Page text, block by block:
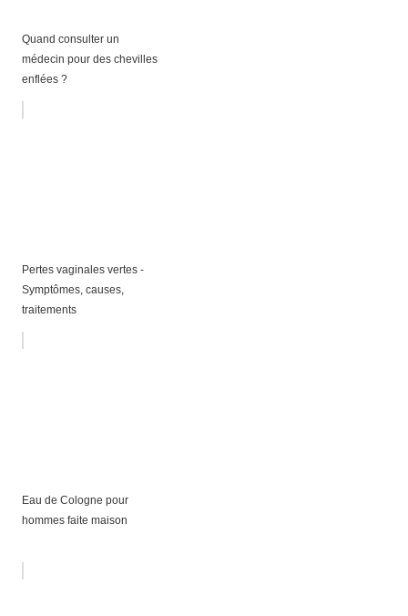
Quand consulter un
médecin pour des chevilles
enflées ?
Pertes vaginales vertes -
Symptômes, causes,
traitements
Eau de Cologne pour
hommes faite maison